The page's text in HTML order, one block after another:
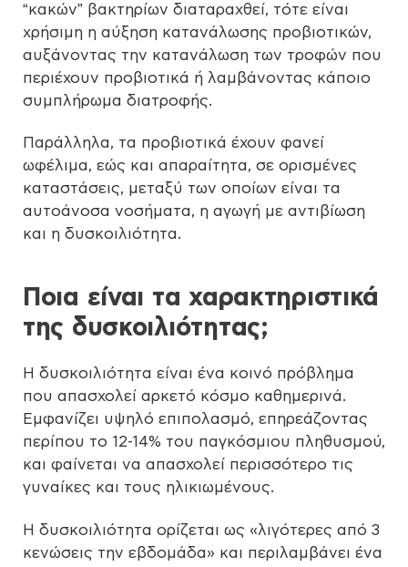
“κακών” βακτηρίων διαταραχθεί, τότε είναι
χρήσιμη η αύξηση κατανάλωσης προβιοτικών,
αυξάνοντας την κατανάλωση των τροφών που
περιέχουν προβιοτικά ή λαμβάνοντας κάποιο
συμπλήρωμα διατροφής.
Παράλληλα, τα προβιοτικά έχουν φανεί
ωφέλιμα, εώς και απαραίτητα, σε ορισμένες
καταστάσεις, μεταξύ των οποίων είναι τα
αυτοάνοσα νοσήματα, η αγωγή με αντιβίωση
και η δυσκοιλιότητα.
Ποια είναι τα χαρακτηριστικά
της δυσκοιλιότητας;
Η δυσκοιλιότητα είναι ένα κοινό πρόβλημα
που απασχολεί αρκετό κόσμο καθημερινά.
Εμφανίζει υψηλό επιπολασμό, επηρεάζοντας
περίπου το 12-14% του παγκόσμιου πληθυσμού,
και φαίνεται να απασχολεί περισσότερο τις
γυναίκες και τους ηλικιωμένους.
Η δυσκοιλιότητα ορίζεται ως «λιγότερες από 3
κενώσεις την εβδομάδα» και περιλαμβάνει ένα